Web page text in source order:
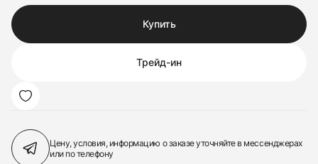
Купить
Трейд-ин
Цену, условия, информацию о заказеуточняйте в мессенджерах
или по телефону